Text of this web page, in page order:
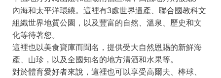
內海和太平洋環繞。這裡有3處世界遺產、聯合國教科文
組織世界地質公園，以及豐富的自然、溫泉、歷史和文
化等待著您。
這裡也以美食寶庫而聞名，提供受大自然恩賜的新鮮海
產、山珍，以及全國知名的地方清酒和水果等。
對於體育愛好者來說，這裡也可以享受高爾夫、棒球、